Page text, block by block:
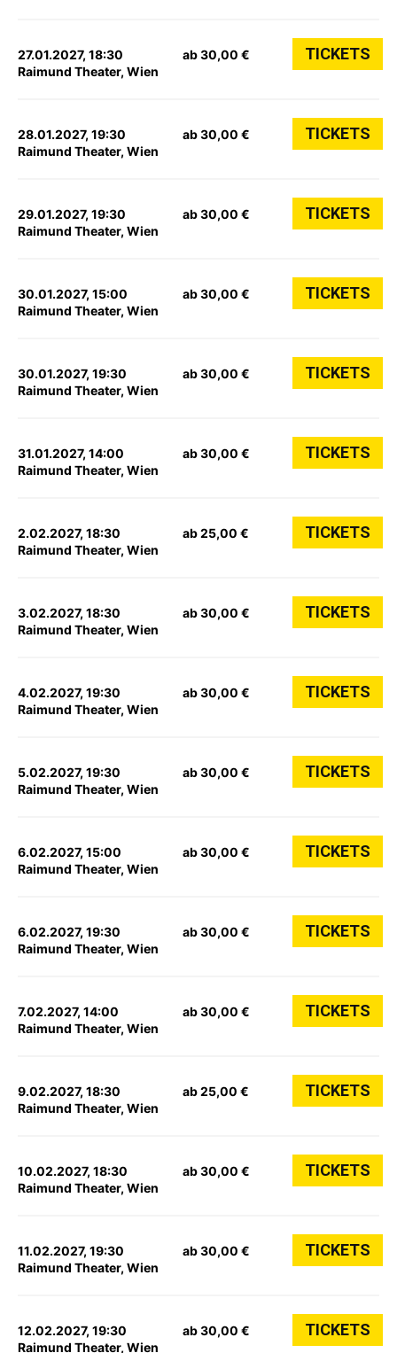
27.01.2027, 18:30
Raimund Theater, Wien
ab 30,00 € TICKETS
28.01.2027, 19:30
Raimund Theater, Wien
ab 30,00 € TICKETS
29.01.2027, 19:30
Raimund Theater, Wien
ab 30,00 € TICKETS
30.01.2027, 15:00
Raimund Theater, Wien
ab 30,00 € TICKETS
30.01.2027, 19:30
Raimund Theater, Wien
ab 30,00 € TICKETS
31.01.2027, 14:00
Raimund Theater, Wien
ab 30,00 € TICKETS
2.02.2027, 18:30
Raimund Theater, Wien
ab 25,00 € TICKETS
3.02.2027, 18:30
Raimund Theater, Wien
ab 30,00 € TICKETS
4.02.2027, 19:30
Raimund Theater, Wien
ab 30,00 € TICKETS
5.02.2027, 19:30
Raimund Theater, Wien
ab 30,00 € TICKETS
6.02.2027, 15:00
Raimund Theater, Wien
ab 30,00 € TICKETS
6.02.2027, 19:30
Raimund Theater, Wien
ab 30,00 € TICKETS
7.02.2027, 14:00
Raimund Theater, Wien
ab 30,00 € TICKETS
9.02.2027, 18:30
Raimund Theater, Wien
ab 25,00 € TICKETS
10.02.2027, 18:30
Raimund Theater, Wien
ab 30,00 € TICKETS
11.02.2027, 19:30
Raimund Theater, Wien
ab 30,00 € TICKETS
12.02.2027, 19:30
Raimund Theater, Wien
ab 30,00 € TICKETS